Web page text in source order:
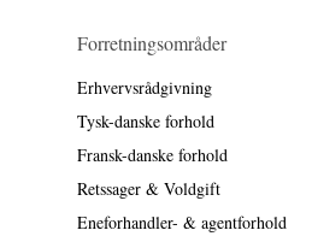
Forretningsområder
Erhvervsrådgivning
Tysk-danske forhold
Fransk-danske forhold
Retssager & Voldgift
Eneforhandler- & agentforhold